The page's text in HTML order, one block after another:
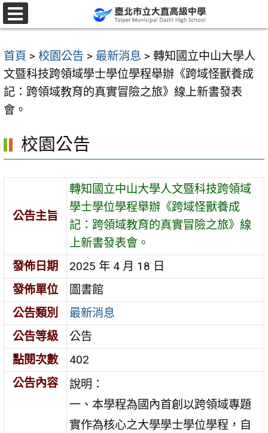
跳
至
要
內
容
區
首頁 > 校園公告 > 最新消息 > 轉知國立中山大學人
文暨科技跨領域學士學位學程舉辦《跨域怪獸養成
記：跨領域教育的真實冒險之旅》線上新書發表
會。
校園公告
公告主旨
轉知國立中山大學人文暨科技跨領域
學士學位學程舉辦《跨域怪獸養成
記：跨領域教育的真實冒險之旅》線
上新書發表會。
發佈日期
2025 年 4 月 18 日
發佈單位
圖書館
公告類別
最新消息
公告等級
公告
點閱次數
402
公告內容
說明：
一、本學程為國內首創以跨領域專題
實作為核心之大學學士學位學程，自
選
單